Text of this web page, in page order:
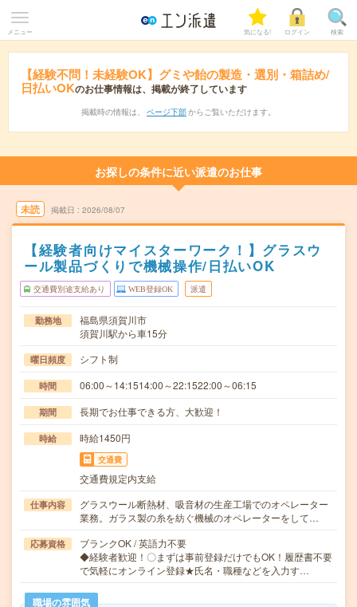
メニュー 気になる! ログイン 検索
【経験不問！未経験OK】グミや飴の製造・選別・箱詰め/
日払いOKのお仕事情報は、掲載が終了しています
掲載時の情報は、 ページ下部 からご覧いただけます。
お探しの条件に近い派遣のお仕事
未読 掲載日 2026/08/07
【経験者向けマイスターワーク！】グラスウ
ール製品づくりで機械操作/日払いOK
交通費別途支給あり WEB登録OK 派遣
勤務地
福島県須賀川市
須賀川駅から車15分
曜日頻度 シフト制
時間 06:00～14:1514:00～22:1522:00～06:15
期間 長期でお仕事できる方、大歓迎！
時給 時給1450円
交通費
交通費規定内支給
仕事内容
グラスウール断熱材、吸音材の生産工場でのオペレーター
業務。ガラス製の糸を紡ぐ機械のオペレーターをして…
応募資格
ブランクOK / 英語力不要
◆経験者歓迎！〇まずは事前登録だけでもOK！履歴書不要
で気軽にオンライン登録★氏名・職種などを入力す…
職場の雰囲気